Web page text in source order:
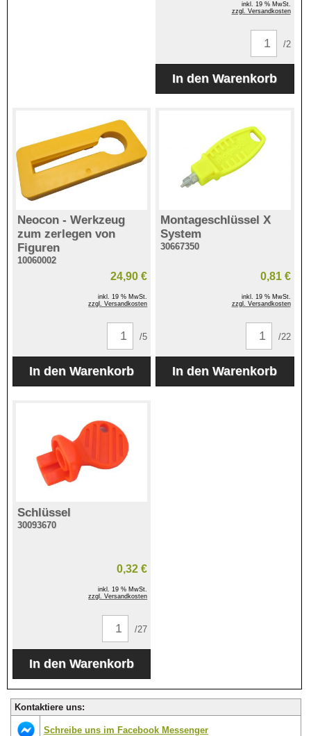
inkl. 19 % MwSt.
zzgl. Versandkosten
/2
Neocon - Werkzeug
zum zerlegen von
Figuren
10060002
24,90 €
inkl. 19 % MwSt.
zzgl. Versandkosten
/5
Montageschlüssel X
System
30667350
0,81 €
inkl. 19 % MwSt.
zzgl. Versandkosten
/22
Schlüssel
30093670
0,32 €
inkl. 19 % MwSt.
zzgl. Versandkosten
/27
Kontaktiere uns:
Schreibe uns im Facebook Messenger